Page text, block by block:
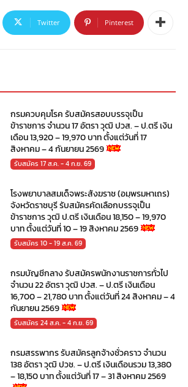
Twitter Pinterest
กรมควบคุมโรค รับสมัครสอบบรรจุเป็น
ข้าราชการ จำนวน 17 อัตรา วุฒิ ปวส. – ป.ตรี เงิน
เดือน 13,920 – 19,970 บาท ตั้งแต่วันที่ 17
สิงหาคม – 4 กันยายน 2569
รับสมัคร 17 ส.ค. - 4 ก.ย. 69
โรงพยาบาลสมเด็จพระสังฆราช (อมฺพรมหาเถร)
จังหวัดราชบุรี รับสมัครคัดเลือกบรรจุเป็น
ข้าราชการ วุฒิ ป.ตรี เงินเดือน 18,150 – 19,970
บาท ตั้งแต่วันที่ 10 – 19 สิงหาคม 2569
รับสมัคร 10 - 19 ส.ค. 69
กรมบัญชีกลาง รับสมัครพนักงานราชการทั่วไป
จำนวน 22 อัตรา วุฒิ ปวส. – ป.ตรี เงินเดือน
16,700 – 21,780 บาท ตั้งแต่วันที่ 24 สิงหาคม – 4
กันยายน 2569
รับสมัคร 24 ส.ค. - 4 ก.ย. 69
กรมสรรพากร รับสมัครลูกจ้างชั่วคราว จำนวน
138 อัตรา วุฒิ ปวช. – ป.ตรี เงินเดือนรวม 13,380
– 18,150 บาท ตั้งแต่วันที่ 17 – 31 สิงหาคม 2569